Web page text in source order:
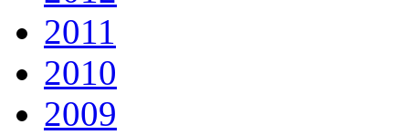
2011
2010
2009